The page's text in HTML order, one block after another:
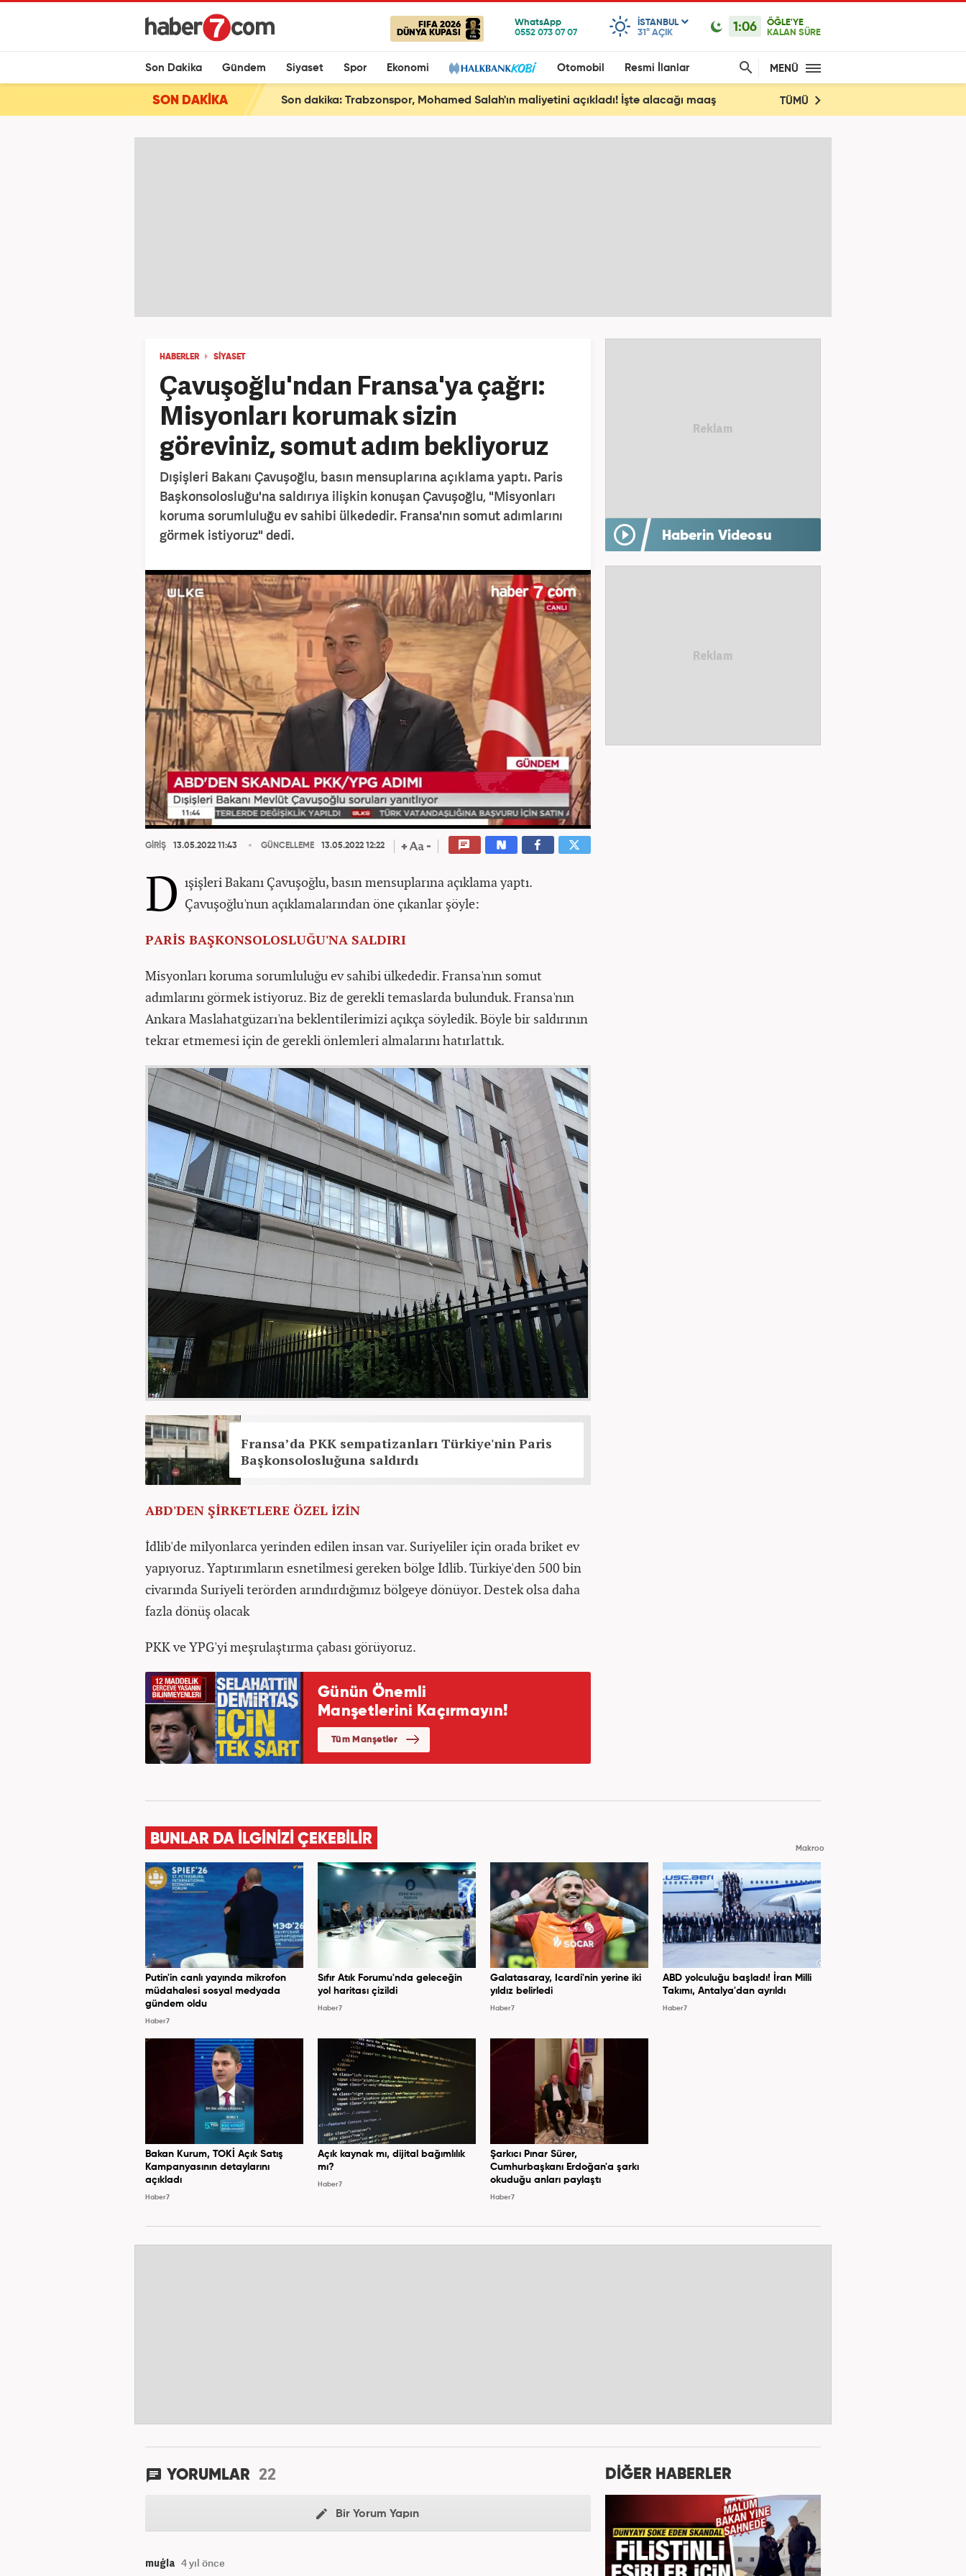
FIFA 2026
DÜNYA KUPASI
ISTANBUL
31° AÇIK 1:06
ÖĞLE'YE
KALAN SÜRE
Son Dakika Gündem Siyaset Spor Ekonomi Otomobil Resmi İlanlar MENÜ
SON DAKİKA Son dakika: Trabzonspor, Mohamed Salah'ın maliyetini açıkladı! İşte alacağı maaş TÜMÜ
HABERLER SİYASET
Çavuşoğlu'ndan Fransa'ya çağrı:
Misyonları korumak sizin
göreviniz, somut adım bekliyoruz
Dışişleri Bakanı Çavuşoğlu, basın mensuplarına açıklama yaptı. Paris
Başkonsolosluğu'na saldırıya ilişkin konuşan Çavuşoğlu, "Misyonları
koruma sorumluluğu ev sahibi ülkededir. Fransa'nın somut adımlarını
görmek istiyoruz" dedi.
GİRİŞ 13.05.2022 11:43 GÜNCELLEME 13.05.2022 12:22
D ışişleri Bakanı Çavuşoğlu, basın mensuplarına açıklama yaptı.
Çavuşoğlu'nun açıklamalarından öne çıkanlar şöyle:
PARİS BAŞKONSOLOSLUĞU'NA SALDIRI
Misyonları koruma sorumluluğu ev sahibi ülkededir. Fransa'nın somut
adımlarını görmek istiyoruz. Biz de gerekli temaslarda bulunduk. Fransa'nın
Ankara Maslahatgüzarı'na beklentilerimizi açıkça söyledik. Böyle bir saldırının
tekrar etmemesi için de gerekli önlemleri almalarını hatırlattık.
Fransa’da PKK sempatizanları Türkiye'nin Paris
Başkonsolosluğuna saldırdı
ABD'DEN ŞİRKETLERE ÖZEL İZİN
İdlib'de milyonlarca yerinden edilen insan var. Suriyeliler için orada briket ev
yapıyoruz. Yaptırımların esnetilmesi gereken bölge İdlib. Türkiye'den 500 bin
civarında Suriyeli terörden arındırdığımız bölgeye dönüyor. Destek olsa daha
fazla dönüş olacak
PKK ve YPG'yi meşrulaştırma çabası görüyoruz.
Haberin Videosu
BUNLAR DA İLGİNİZİ ÇEKEBİLİR
Makroo
Putin'in canlı yayında mikrofon
müdahalesi sosyal medyada
gündem oldu
Haber7
Sıfır Atık Forumu'nda geleceğin
yol haritası çizildi
Haber7
Galatasaray, Icardi'nin yerine iki
yıldız belirledi
Haber7
ABD yolculuğu başladı! İran Milli
Takımı, Antalya'dan ayrıldı
Haber7
Bakan Kurum, TOKİ Açık Satış
Kampanyasının detaylarını
açıkladı
Haber7
Açık kaynak mı, dijital bağımlılık
mı?
Haber7
Şarkıcı Pınar Sürer,
Cumhurbaşkanı Erdoğan'a şarkı
okuduğu anları paylaştı
Haber7
YORUMLAR 22
Bir Yorum Yapın
muģla 4 yıl önce
DİĞER HABERLER